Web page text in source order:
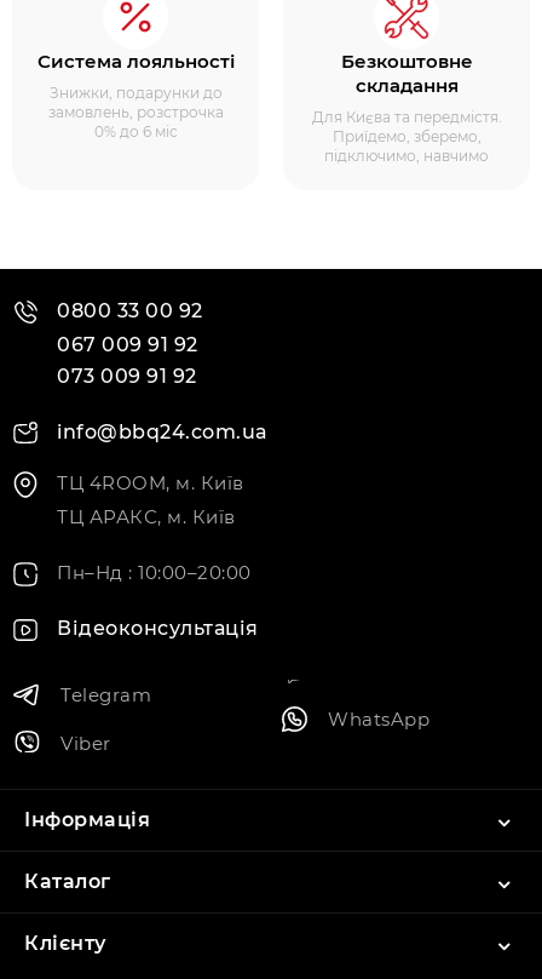
Система лояльності
Знижки, подарунки до
замовлень, розстрочка
0% до 6 міс
Безкоштовне
складання
Для Києва та передмістя.
Приїдемо, зберемо,
підключимо, навчимо
0800 33 00 92
067 009 91 92
073 009 91 92
info@bbq24.com.ua
ТЦ 4ROOM, м. Київ
ТЦ АРАКС, м. Київ
Пн–Нд : 10:00–20:00
Відеоконсультація
Telegram
Viber
WhatsApp
Інформація
Каталог
Клієнту